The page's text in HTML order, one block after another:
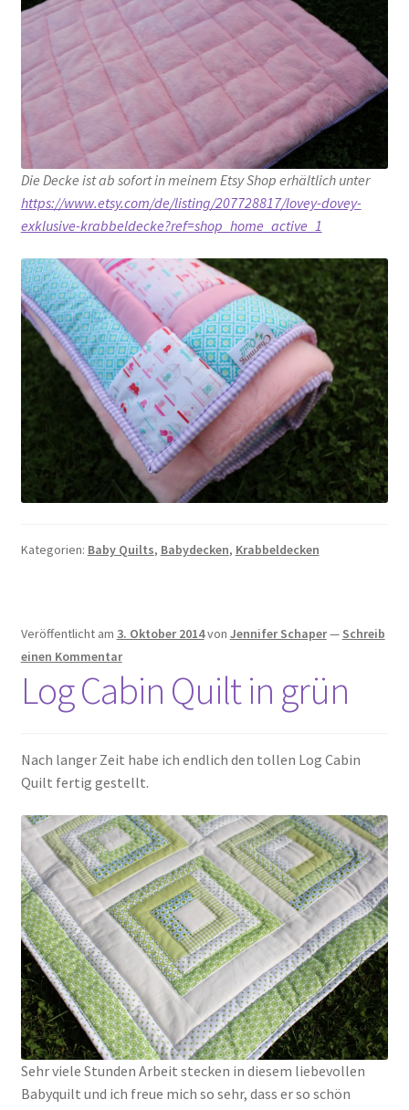
Die Decke ist ab sofort in meinem Etsy Shop erhältlich unter
https://www.etsy.com/de/listing/207728817/lovey-dovey-
exklusive-krabbeldecke?ref=shop_home_active_1
Kategorien: Baby Quilts, Babydecken, Krabbeldecken
Veröffentlicht am 3. Oktober 2014von Jennifer Schaper— Schreib
einen Kommentar
Log Cabin Quilt in grün
Nach langer Zeit habe ich endlich den tollen Log Cabin
Quilt fertig gestellt.
Sehr viele Stunden Arbeit stecken in diesem liebevollen
Babyquilt und ich freue mich so sehr, dass er so schön